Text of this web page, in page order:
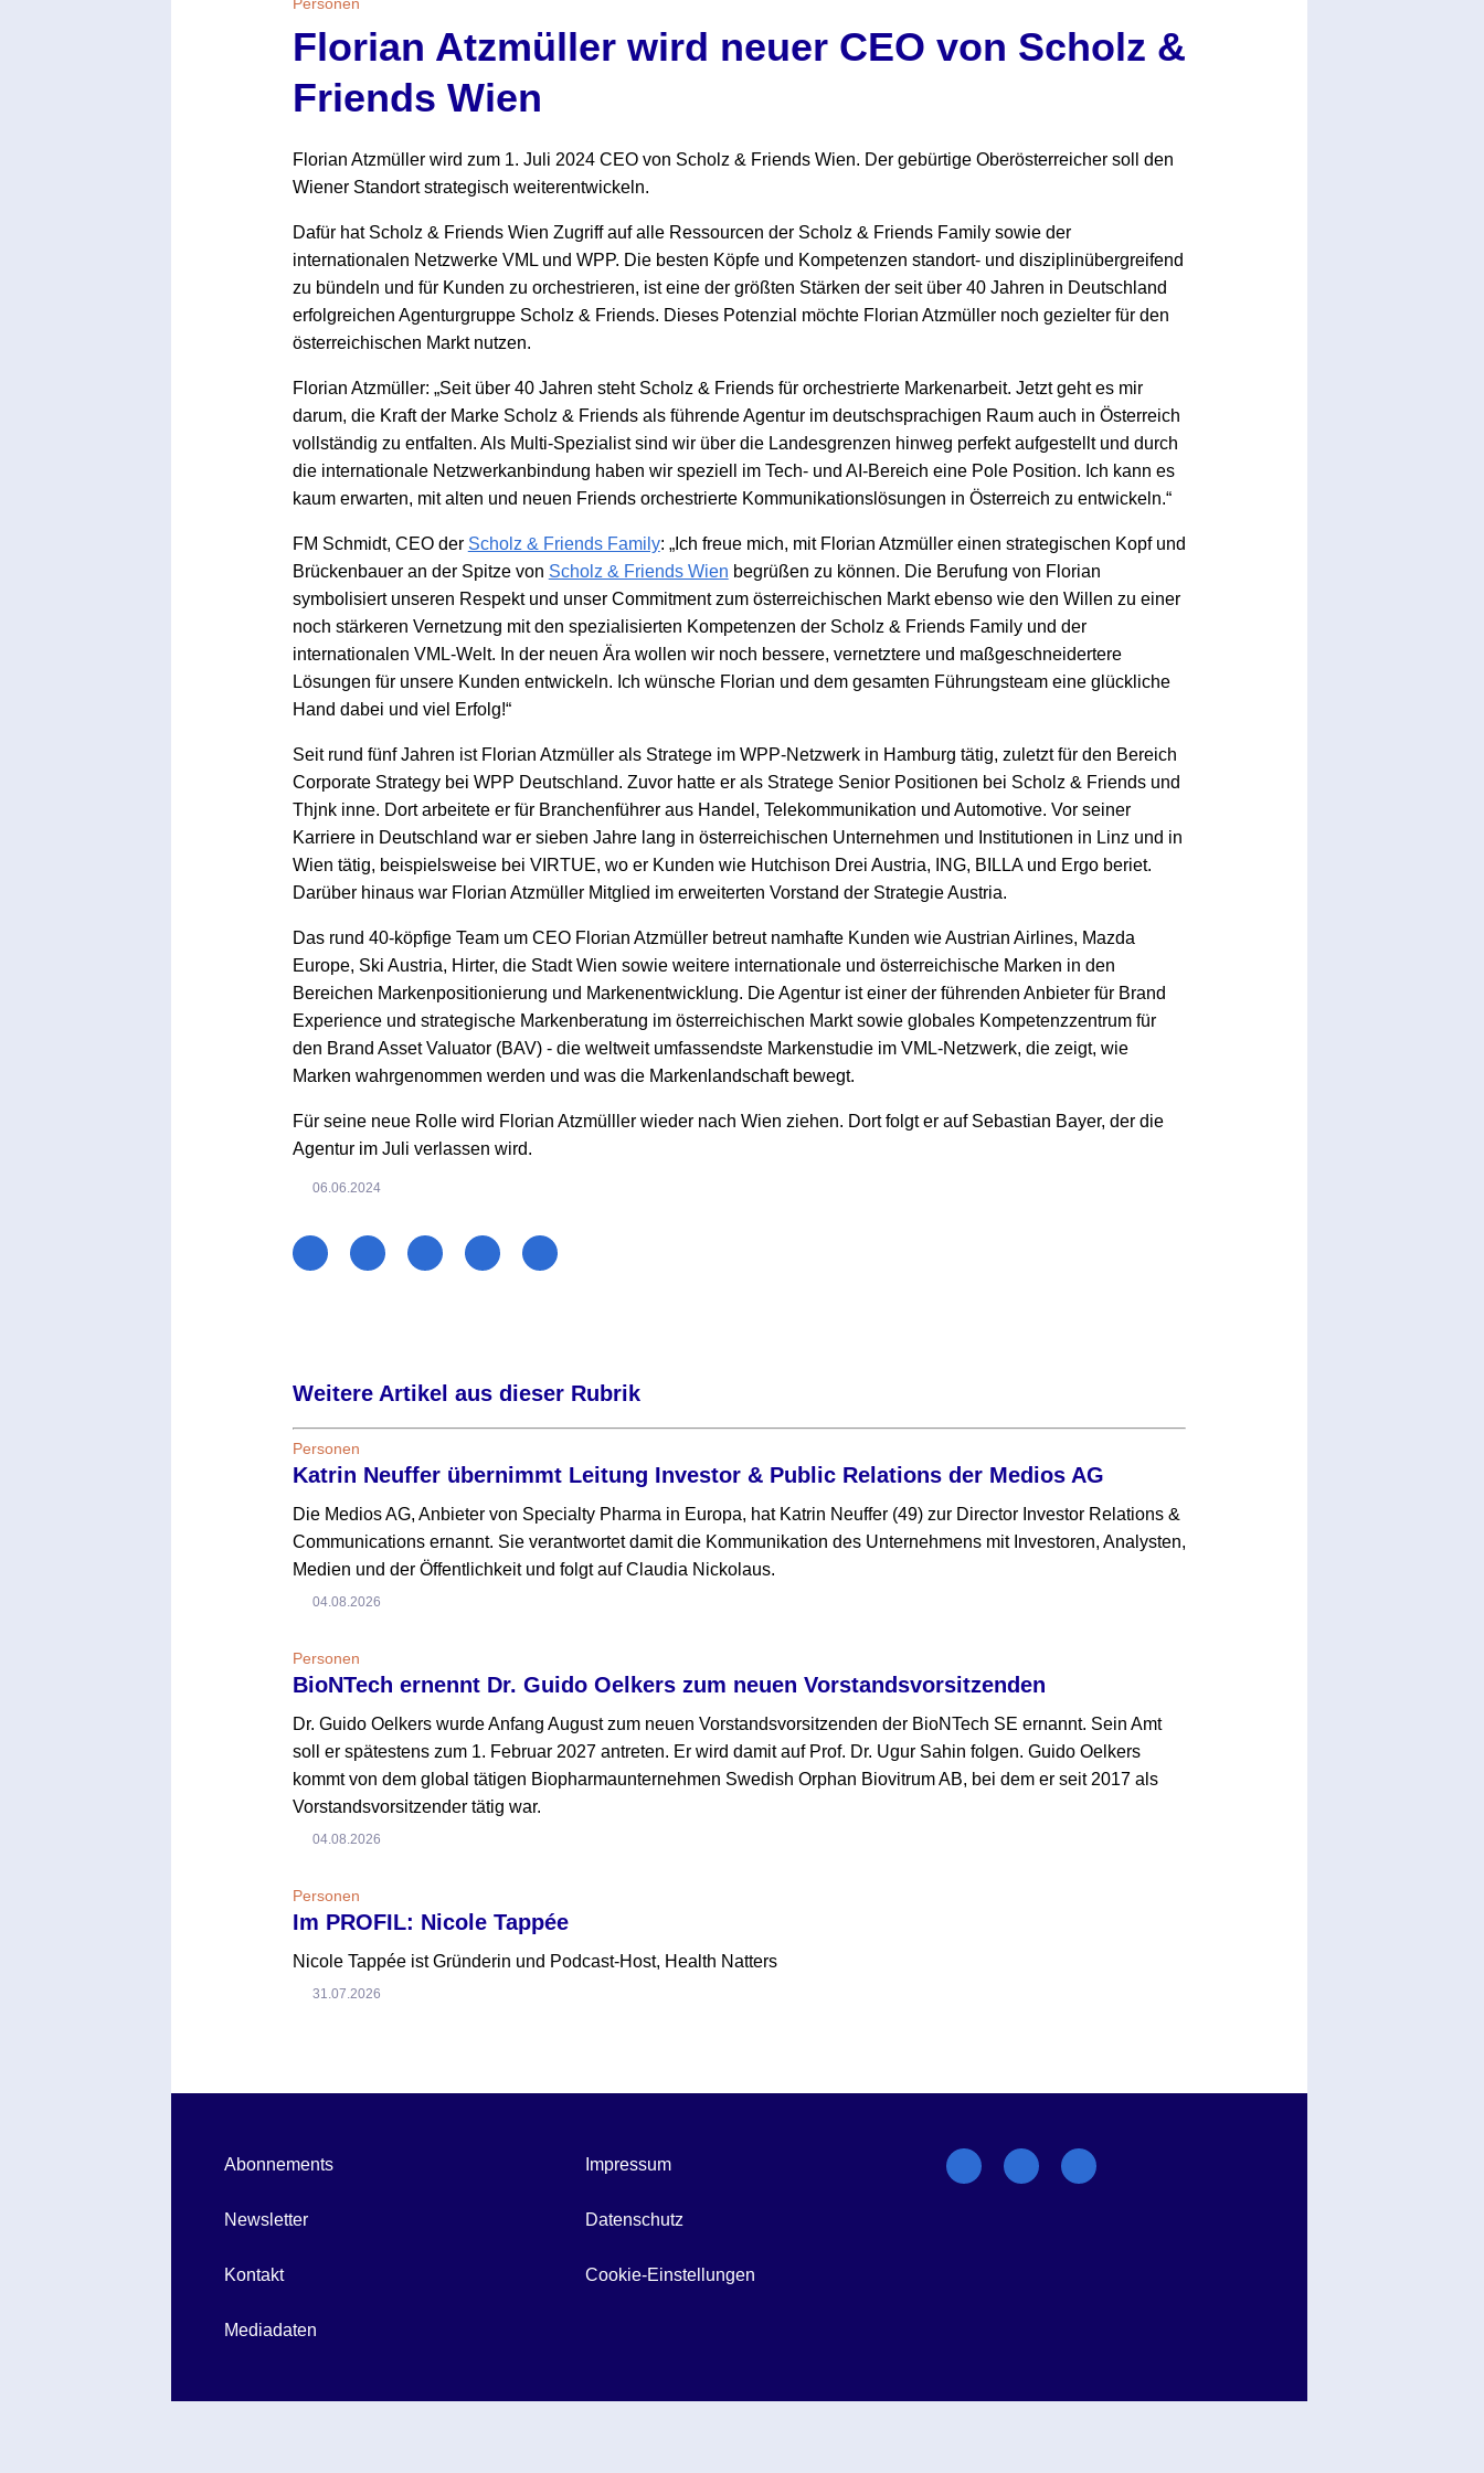
Florian Atzmüller wird neuer CEO von Scholz &
Friends Wien
Florian Atzmüller wird zum 1. Juli 2024 CEO von Scholz & Friends Wien. Der gebürtige Oberösterreicher soll den
Wiener Standort strategisch weiterentwickeln.
Dafür hat Scholz & Friends Wien Zugriff auf alle Ressourcen der Scholz & Friends Family sowie der
internationalen Netzwerke VML und WPP. Die besten Köpfe und Kompetenzen standort- und disziplinübergreifend
zu bündeln und für Kunden zu orchestrieren, ist eine der größten Stärken der seit über 40 Jahren in Deutschland
erfolgreichen Agenturgruppe Scholz & Friends. Dieses Potenzial möchte Florian Atzmüller noch gezielter für den
österreichischen Markt nutzen.
Florian Atzmüller: „Seit über 40 Jahren steht Scholz & Friends für orchestrierte Markenarbeit. Jetzt geht es mir
darum, die Kraft der Marke Scholz & Friends als führende Agentur im deutschsprachigen Raum auch in Österreich
vollständig zu entfalten. Als Multi-Spezialist sind wir über die Landesgrenzen hinweg perfekt aufgestellt und durch
die internationale Netzwerkanbindung haben wir speziell im Tech- und AI-Bereich eine Pole Position. Ich kann es
kaum erwarten, mit alten und neuen Friends orchestrierte Kommunikationslösungen in Österreich zu entwickeln.“
FM Schmidt, CEO der Scholz & Friends Family: „Ich freue mich, mit Florian Atzmüller einen strategischen Kopf und
Brückenbauer an der Spitze von Scholz & Friends Wien begrüßen zu können. Die Berufung von Florian
symbolisiert unseren Respekt und unser Commitment zum österreichischen Markt ebenso wie den Willen zu einer
noch stärkeren Vernetzung mit den spezialisierten Kompetenzen der Scholz & Friends Family und der
internationalen VML-Welt. In der neuen Ära wollen wir noch bessere, vernetztere und maßgeschneidertere
Lösungen für unsere Kunden entwickeln. Ich wünsche Florian und dem gesamten Führungsteam eine glückliche
Hand dabei und viel Erfolg!“
Seit rund fünf Jahren ist Florian Atzmüller als Stratege im WPP-Netzwerk in Hamburg tätig, zuletzt für den Bereich
Corporate Strategy bei WPP Deutschland. Zuvor hatte er als Stratege Senior Positionen bei Scholz & Friends und
Thjnk inne. Dort arbeitete er für Branchenführer aus Handel, Telekommunikation und Automotive. Vor seiner
Karriere in Deutschland war er sieben Jahre lang in österreichischen Unternehmen und Institutionen in Linz und in
Wien tätig, beispielsweise bei VIRTUE, wo er Kunden wie Hutchison Drei Austria, ING, BILLA und Ergo beriet.
Darüber hinaus war Florian Atzmüller Mitglied im erweiterten Vorstand der Strategie Austria.
Das rund 40-köpfige Team um CEO Florian Atzmüller betreut namhafte Kunden wie Austrian Airlines, Mazda
Europe, Ski Austria, Hirter, die Stadt Wien sowie weitere internationale und österreichische Marken in den
Bereichen Markenpositionierung und Markenentwicklung. Die Agentur ist einer der führenden Anbieter für Brand
Experience und strategische Markenberatung im österreichischen Markt sowie globales Kompetenzzentrum für
den Brand Asset Valuator (BAV) - die weltweit umfassendste Markenstudie im VML-Netzwerk, die zeigt, wie
Marken wahrgenommen werden und was die Markenlandschaft bewegt.
Für seine neue Rolle wird Florian Atzmülller wieder nach Wien ziehen. Dort folgt er auf Sebastian Bayer, der die
Agentur im Juli verlassen wird.
06.06.2024
Weitere Artikel aus dieser Rubrik
Personen
Katrin Neuffer übernimmt Leitung Investor & Public Relations der Medios AG
Die Medios AG, Anbieter von Specialty Pharma in Europa, hat Katrin Neuffer (49) zur Director Investor Relations &
Communications ernannt. Sie verantwortet damit die Kommunikation des Unternehmens mit Investoren, Analysten,
Medien und der Öffentlichkeit und folgt auf Claudia Nickolaus.
04.08.2026
Personen
BioNTech ernennt Dr. Guido Oelkers zum neuen Vorstandsvorsitzenden
Dr. Guido Oelkers wurde Anfang August zum neuen Vorstandsvorsitzenden der BioNTech SE ernannt. Sein Amt
soll er spätestens zum 1. Februar 2027 antreten. Er wird damit auf Prof. Dr. Ugur Sahin folgen. Guido Oelkers
kommt von dem global tätigen Biopharmaunternehmen Swedish Orphan Biovitrum AB, bei dem er seit 2017 als
Vorstandsvorsitzender tätig war.
04.08.2026
Personen
Im PROFIL: Nicole Tappée
Nicole Tappée ist Gründerin und Podcast-Host, Health Natters
31.07.2026
Abonnements
Newsletter
Kontakt
Mediadaten
Impressum
Datenschutz
Cookie-Einstellungen